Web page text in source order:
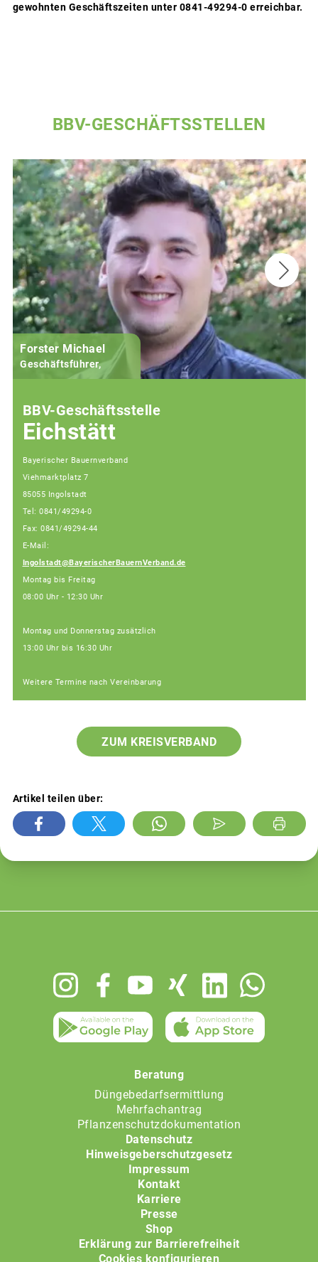
gewohnten Geschäftszeiten unter 0841-49294-0 erreichbar.
BBV-GESCHÄFTSSTELLEN
Forster Michael
Geschäftsführer,
BBV-Geschäftsstelle
Eichstätt
Bayerischer Bauernverband
Viehmarktplatz 7
85055 Ingolstadt
Tel: 0841/49294-0
Fax: 0841/49294-44
E-Mail:
Ingolstadt@BayerischerBauernVerband.de
Montag bis Freitag
08:00 Uhr - 12:30 Uhr
Montag und Donnerstag zusätzlich
13:00 Uhr bis 16:30 Uhr
Weitere Termine nach Vereinbarung
ZUM KREISVERBAND
Artikel teilen über:
Beratung
Düngebedarfsermittlung
Mehrfachantrag
Pflanzenschutzdokumentation
Datenschutz
Hinweisgeberschutzgesetz
Impressum
Kontakt
Karriere
Presse
Shop
Erklärung zur Barrierefreiheit
Cookies konfigurieren